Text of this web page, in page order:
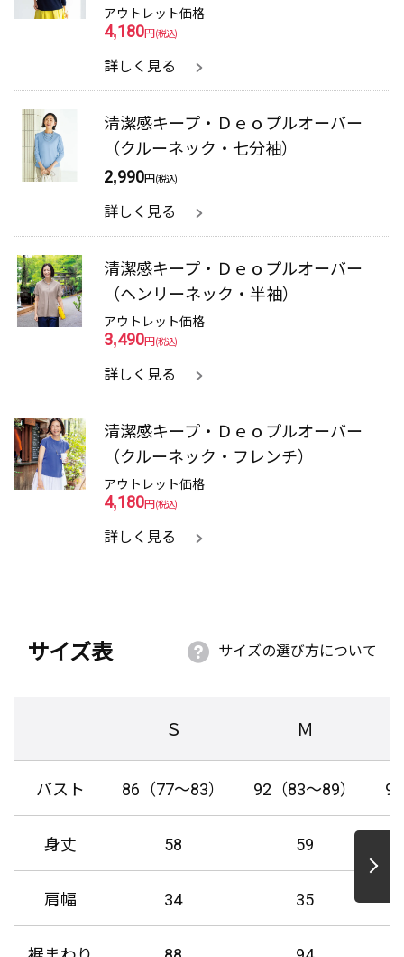
アウトレット価格
4,180円(税込)
詳しく見る
清潔感キープ・Ｄｅｏプルオーバー
（クルーネック・七分袖）
2,990円(税込)
詳しく見る
清潔感キープ・Ｄｅｏプルオーバー
（ヘンリーネック・半袖）
アウトレット価格
3,490円(税込)
詳しく見る
清潔感キープ・Ｄｅｏプルオーバー
（クルーネック・フレンチ）
アウトレット価格
4,180円(税込)
詳しく見る
サイズ表 サイズの選び方について
Ｓ Ｍ
バスト 86（77～83） 92（83～89）
身丈 58 59
肩幅 34 35